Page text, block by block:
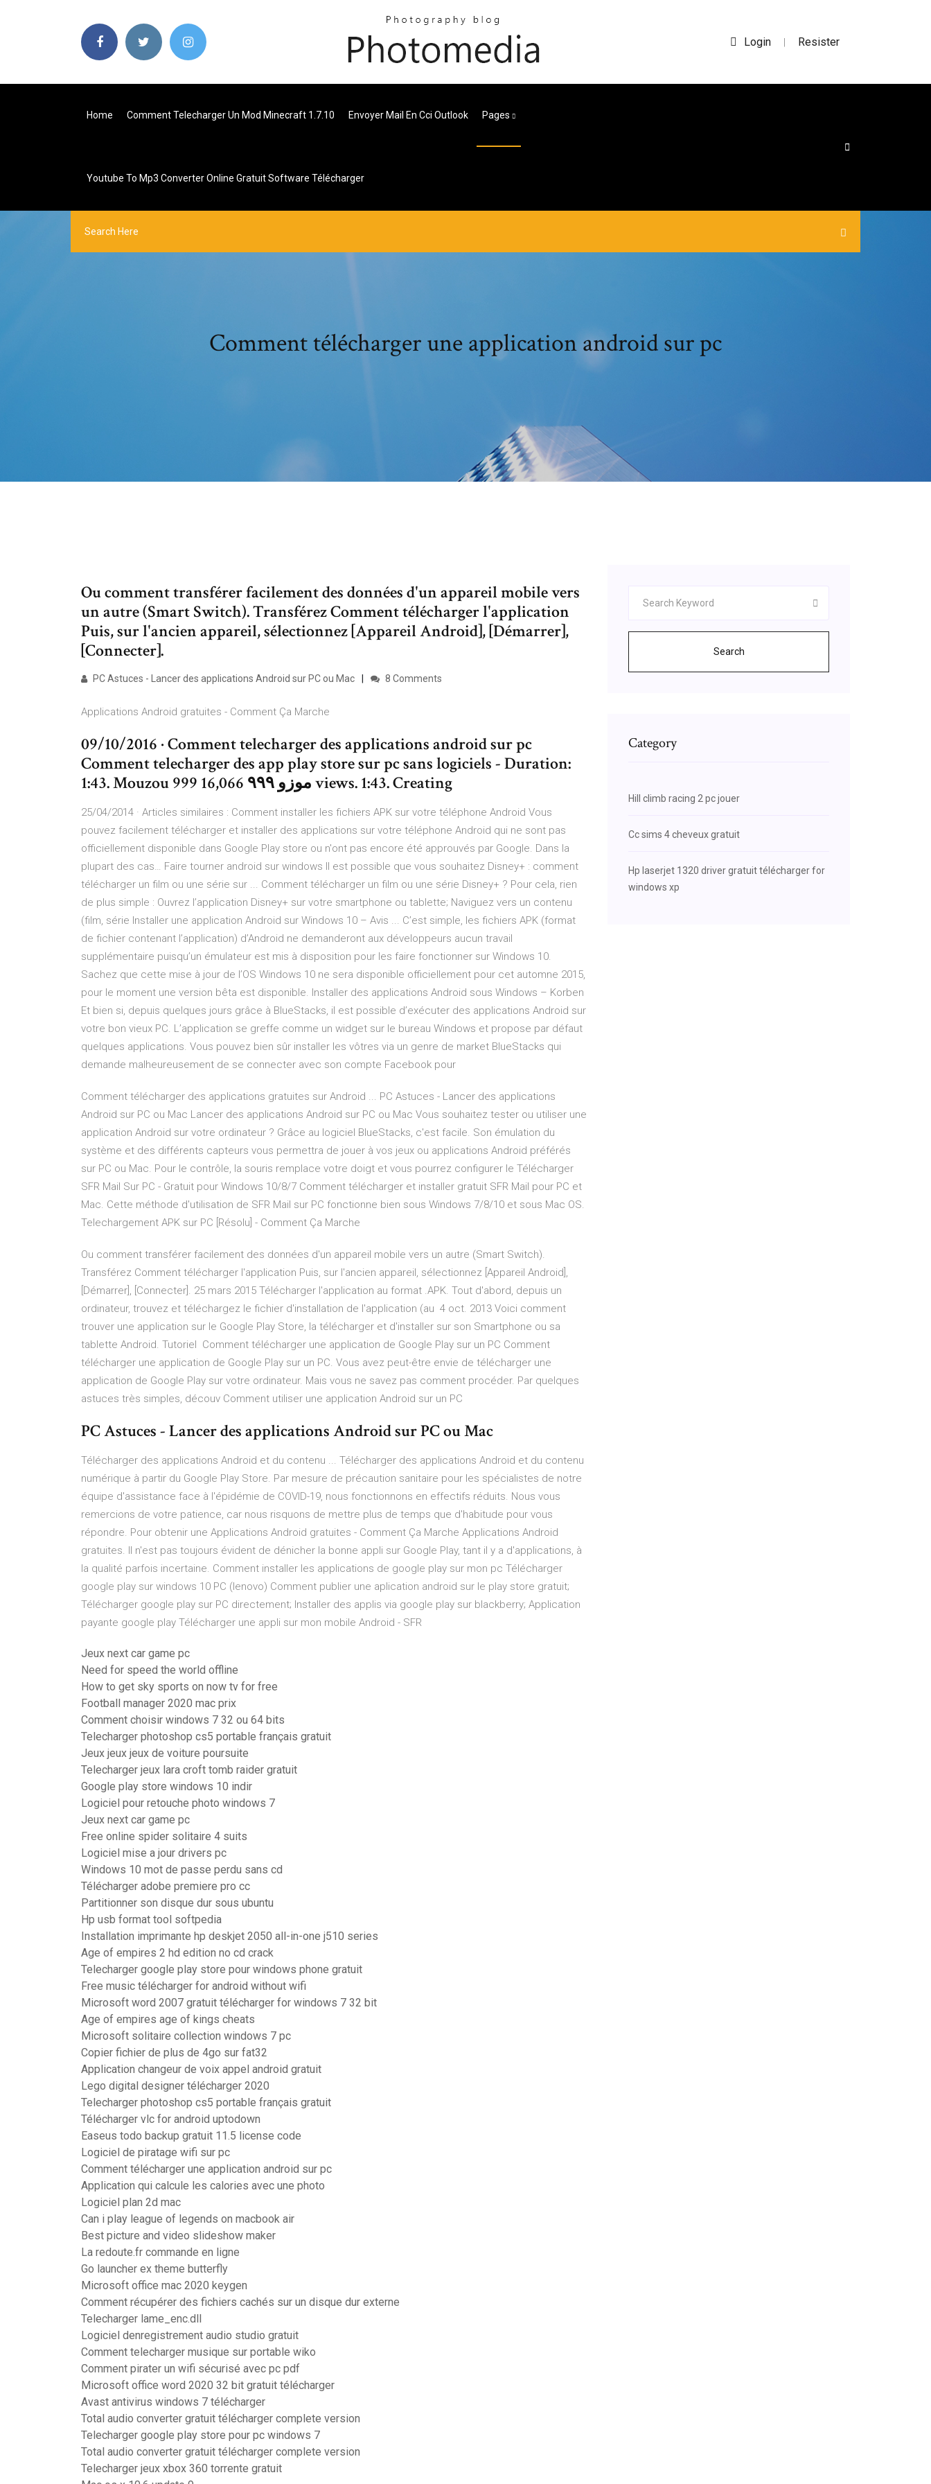
Login | Resister
Home Comment Telecharger Un Mod Minecraft 1.7.10 Envoyer Mail En Cci Outlook Pages
Youtube To Mp3 Converter Online Gratuit Software Télécharger
Comment télécharger une application android sur pc
Ou comment transférer facilement des données d'un appareil mobile vers
un autre (Smart Switch). Transférez Comment télécharger l'application
Puis, sur l'ancien appareil, sélectionnez [Appareil Android], [Démarrer],
[Connecter].
PC Astuces - Lancer des applications Android sur PC ou Mac 8 Comments
Applications Android gratuites - Comment Ça Marche
09/10/2016 · Comment telecharger des applications android sur pc
Comment telecharger des app play store sur pc sans logiciels - Duration:
1:43. Mouzou 999 موزو ٩٩٩ 16,066 views. 1:43. Creating
25/04/2014 · Articles similaires : Comment installer les fichiers APK sur votre téléphone Android Vous
pouvez facilement télécharger et installer des applications sur votre téléphone Android qui ne sont pas
officiellement disponible dans Google Play store ou n'ont pas encore été approuvés par Google. Dans la
plupart des cas… Faire tourner android sur windows Il est possible que vous souhaitez Disney+ : comment
télécharger un film ou une série sur ... Comment télécharger un film ou une série Disney+ ? Pour cela, rien
de plus simple : Ouvrez l’application Disney+ sur votre smartphone ou tablette; Naviguez vers un contenu
(film, série Installer une application Android sur Windows 10 – Avis ... C’est simple, les fichiers APK (format
de fichier contenant l’application) d’Android ne demanderont aux développeurs aucun travail
supplémentaire puisqu’un émulateur est mis à disposition pour les faire fonctionner sur Windows 10.
Sachez que cette mise à jour de l’OS Windows 10 ne sera disponible officiellement pour cet automne 2015,
pour le moment une version bêta est disponible. Installer des applications Android sous Windows – Korben
Et bien si, depuis quelques jours grâce à BlueStacks, il est possible d’exécuter des applications Android sur
votre bon vieux PC. L’application se greffe comme un widget sur le bureau Windows et propose par défaut
quelques applications. Vous pouvez bien sûr installer les vôtres via un genre de market BlueStacks qui
demande malheureusement de se connecter avec son compte Facebook pour
Comment télécharger des applications gratuites sur Android ... PC Astuces - Lancer des applications
Android sur PC ou Mac Lancer des applications Android sur PC ou Mac Vous souhaitez tester ou utiliser une
application Android sur votre ordinateur ? Grâce au logiciel BlueStacks, c'est facile. Son émulation du
système et des différents capteurs vous permettra de jouer à vos jeux ou applications Android préférés
sur PC ou Mac. Pour le contrôle, la souris remplace votre doigt et vous pourrez configurer le Télécharger
SFR Mail Sur PC - Gratuit pour Windows 10/8/7 Comment télécharger et installer gratuit SFR Mail pour PC et
Mac. Cette méthode d'utilisation de SFR Mail sur PC fonctionne bien sous Windows 7/8/10 et sous Mac OS.
Telechargement APK sur PC [Résolu] - Comment Ça Marche
Ou comment transférer facilement des données d'un appareil mobile vers un autre (Smart Switch).
Transférez Comment télécharger l'application Puis, sur l'ancien appareil, sélectionnez [Appareil Android],
[Démarrer], [Connecter]. 25 mars 2015 Télécharger l'application au format .APK. Tout d'abord, depuis un
ordinateur, trouvez et téléchargez le fichier d'installation de l'application (au 4 oct. 2013 Voici comment
trouver une application sur le Google Play Store, la télécharger et d'installer sur son Smartphone ou sa
tablette Android. Tutoriel Comment télécharger une application de Google Play sur un PC Comment
télécharger une application de Google Play sur un PC. Vous avez peut-être envie de télécharger une
application de Google Play sur votre ordinateur. Mais vous ne savez pas comment procéder. Par quelques
astuces très simples, découv Comment utiliser une application Android sur un PC
PC Astuces - Lancer des applications Android sur PC ou Mac
Télécharger des applications Android et du contenu ... Télécharger des applications Android et du contenu
numérique à partir du Google Play Store. Par mesure de précaution sanitaire pour les spécialistes de notre
équipe d'assistance face à l'épidémie de COVID-19, nous fonctionnons en effectifs réduits. Nous vous
remercions de votre patience, car nous risquons de mettre plus de temps que d'habitude pour vous
répondre. Pour obtenir une Applications Android gratuites - Comment Ça Marche Applications Android
gratuites. Il n'est pas toujours évident de dénicher la bonne appli sur Google Play, tant il y a d'applications, à
la qualité parfois incertaine. Comment installer les applications de google play sur mon pc Télécharger
google play sur windows 10 PC (lenovo) Comment publier une aplication android sur le play store gratuit;
Télécharger google play sur PC directement; Installer des applis via google play sur blackberry; Application
payante google play Télécharger une appli sur mon mobile Android - SFR
Jeux next car game pc
Need for speed the world offline
How to get sky sports on now tv for free
Football manager 2020 mac prix
Comment choisir windows 7 32 ou 64 bits
Telecharger photoshop cs5 portable français gratuit
Jeux jeux jeux de voiture poursuite
Telecharger jeux lara croft tomb raider gratuit
Google play store windows 10 indir
Logiciel pour retouche photo windows 7
Jeux next car game pc
Free online spider solitaire 4 suits
Logiciel mise a jour drivers pc
Windows 10 mot de passe perdu sans cd
Télécharger adobe premiere pro cc
Partitionner son disque dur sous ubuntu
Hp usb format tool softpedia
Installation imprimante hp deskjet 2050 all-in-one j510 series
Age of empires 2 hd edition no cd crack
Telecharger google play store pour windows phone gratuit
Free music télécharger for android without wifi
Microsoft word 2007 gratuit télécharger for windows 7 32 bit
Age of empires age of kings cheats
Microsoft solitaire collection windows 7 pc
Copier fichier de plus de 4go sur fat32
Application changeur de voix appel android gratuit
Lego digital designer télécharger 2020
Telecharger photoshop cs5 portable français gratuit
Télécharger vlc for android uptodown
Easeus todo backup gratuit 11.5 license code
Logiciel de piratage wifi sur pc
Comment télécharger une application android sur pc
Application qui calcule les calories avec une photo
Logiciel plan 2d mac
Can i play league of legends on macbook air
Best picture and video slideshow maker
La redoute.fr commande en ligne
Go launcher ex theme butterfly
Microsoft office mac 2020 keygen
Comment récupérer des fichiers cachés sur un disque dur externe
Telecharger lame_enc.dll
Logiciel denregistrement audio studio gratuit
Comment telecharger musique sur portable wiko
Comment pirater un wifi sécurisé avec pc pdf
Microsoft office word 2020 32 bit gratuit télécharger
Avast antivirus windows 7 télécharger
Total audio converter gratuit télécharger complete version
Telecharger google play store pour pc windows 7
Total audio converter gratuit télécharger complete version
Telecharger jeux xbox 360 torrente gratuit
Search
Category
Hill climb racing 2 pc jouer
Cc sims 4 cheveux gratuit
Hp laserjet 1320 driver gratuit télécharger for
windows xp